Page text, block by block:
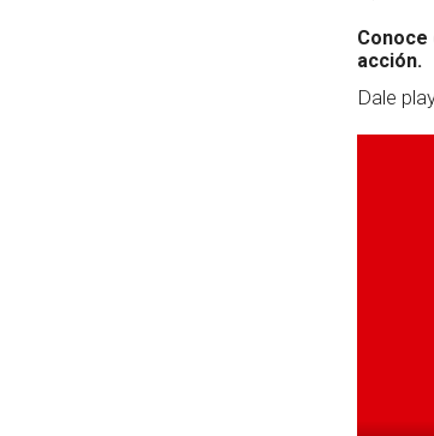
acción.
Dale